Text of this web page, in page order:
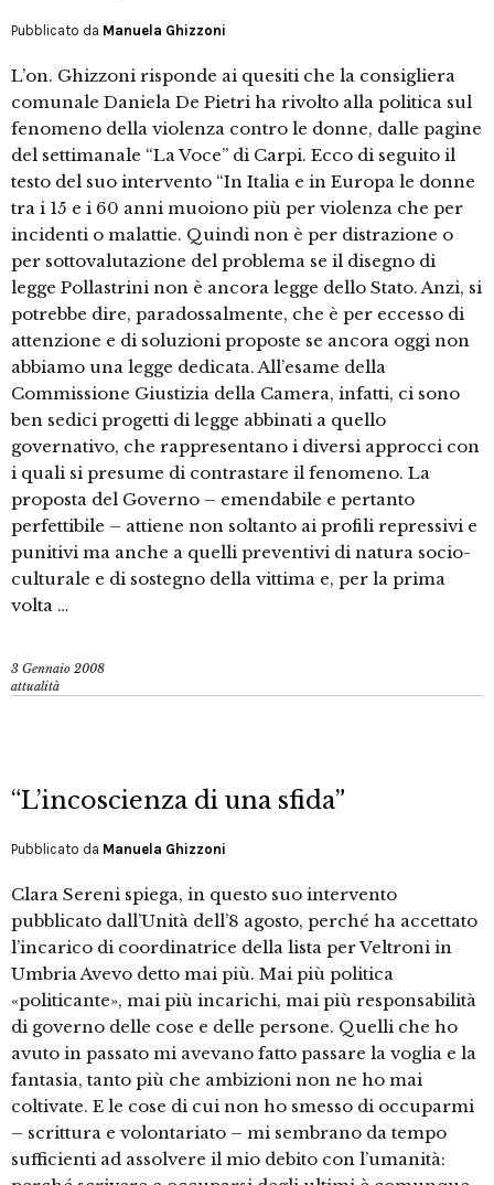
Pubblicato da Manuela Ghizzoni
L’on. Ghizzoni risponde ai quesiti che la consigliera
comunale Daniela De Pietri ha rivolto alla politica sul
fenomeno della violenza contro le donne, dalle pagine
del settimanale “La Voce” di Carpi. Ecco di seguito il
testo del suo intervento “In Italia e in Europa le donne
tra i 15 e i 60 anni muoiono più per violenza che per
incidenti o malattie. Quindi non è per distrazione o
per sottovalutazione del problema se il disegno di
legge Pollastrini non è ancora legge dello Stato. Anzi, si
potrebbe dire, paradossalmente, che è per eccesso di
attenzione e di soluzioni proposte se ancora oggi non
abbiamo una legge dedicata. All’esame della
Commissione Giustizia della Camera, infatti, ci sono
ben sedici progetti di legge abbinati a quello
governativo, che rappresentano i diversi approcci con
i quali si presume di contrastare il fenomeno. La
proposta del Governo – emendabile e pertanto
perfettibile – attiene non soltanto ai profili repressivi e
punitivi ma anche a quelli preventivi di natura socio-
culturale e di sostegno della vittima e, per la prima
volta …
3 Gennaio 2008
attualità
“L’incoscienza di una sfida”
Pubblicato da Manuela Ghizzoni
Clara Sereni spiega, in questo suo intervento
pubblicato dall’Unità dell’8 agosto, perché ha accettato
l’incarico di coordinatrice della lista per Veltroni in
Umbria Avevo detto mai più. Mai più politica
«politicante», mai più incarichi, mai più responsabilità
di governo delle cose e delle persone. Quelli che ho
avuto in passato mi avevano fatto passare la voglia e la
fantasia, tanto più che ambizioni non ne ho mai
coltivate. E le cose di cui non ho smesso di occuparmi
– scrittura e volontariato – mi sembrano da tempo
sufficienti ad assolvere il mio debito con l’umanità: